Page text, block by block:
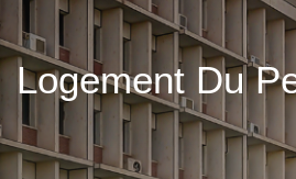
Logement Du